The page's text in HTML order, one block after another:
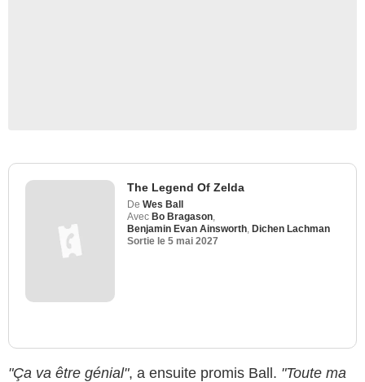
The Legend Of Zelda
De Wes Ball
Avec Bo Bragason,
Benjamin Evan Ainsworth, Dichen Lachman
Sortie le 5 mai 2027
"Ça va être génial", a ensuite promis Ball. "Toute ma